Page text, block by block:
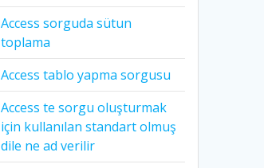
Access sorguda sütun
toplama
Access tablo yapma sorgusu
Access te sorgu oluşturmak
için kullanılan standart olmuş
dile ne ad verilir